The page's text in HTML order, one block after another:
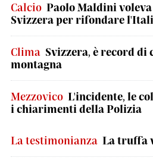
Calcio Paolo Maldini
Svizzera per rifondare
Clima Svizzera, è record di
montagna
Mezzovico L'incidente, le
i chiarimenti della Polizia
La testimonianza La truffa